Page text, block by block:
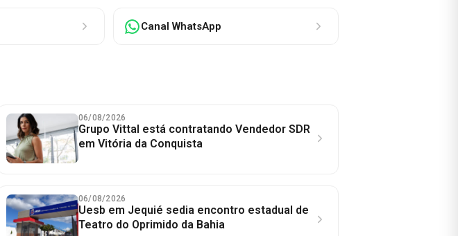
Canal WhatsApp
06/08/2026
Grupo Vittal está contratando Vendedor SDR
em Vitória da Conquista
06/08/2026
Uesb em Jequié sedia encontro estadual de
Teatro do Oprimido da Bahia